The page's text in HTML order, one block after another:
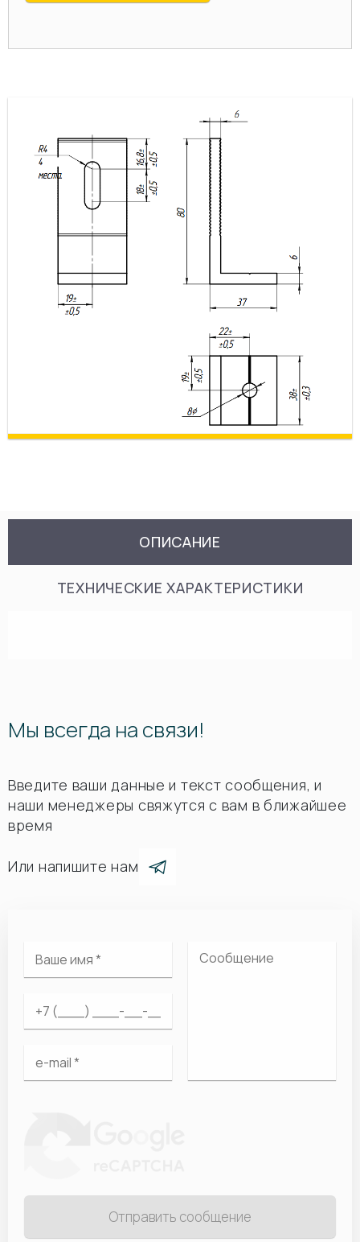
ОПИСАНИЕ
ТЕХНИЧЕСКИЕ ХАРАКТЕРИСТИКИ
Мы всегда на связи!
Введите ваши данные и текст сообщения, и
наши менеджеры свяжутся с вам в ближайшее
время
Или напишите нам
Отправить сообщение